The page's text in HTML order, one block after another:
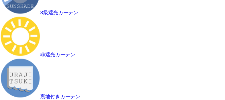
3級遮光カーテン
非遮光カーテン
裏地付きカーテン